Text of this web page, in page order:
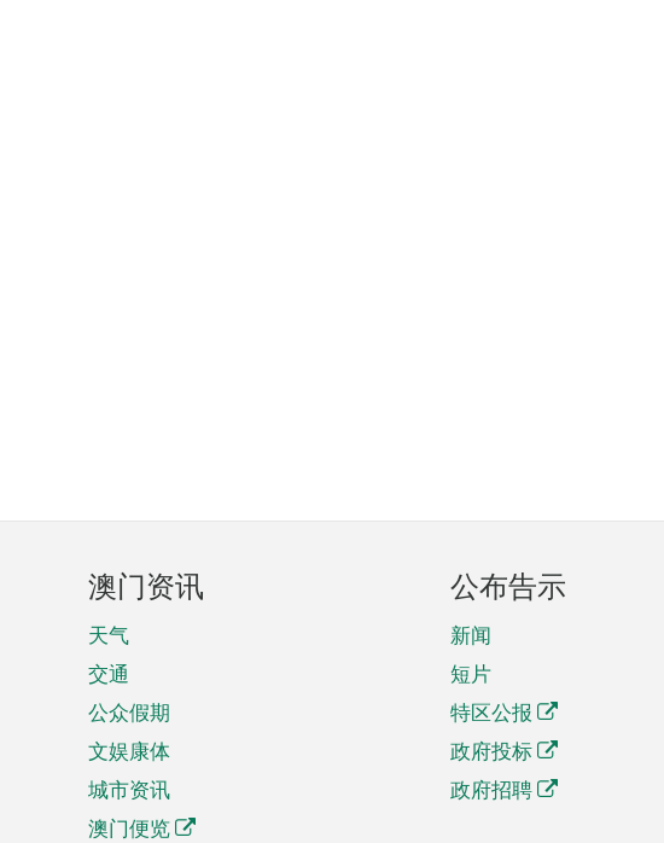
澳门资讯
天气
交通
公众假期
文娱康体
城市资讯
澳门便览
公布告示
新闻
短片
特区公报
政府投标
政府招聘